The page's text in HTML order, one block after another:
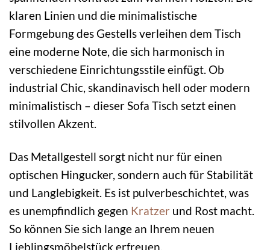
klaren Linien und die minimalistische
Formgebung des Gestells verleihen dem Tisch
eine moderne Note, die sich harmonisch in
verschiedene Einrichtungsstile einfügt. Ob
industrial Chic, skandinavisch hell oder modern
minimalistisch – dieser Sofa Tisch setzt einen
stilvollen Akzent.
Das Metallgestell sorgt nicht nur für einen
optischen Hingucker, sondern auch für Stabilität
und Langlebigkeit. Es ist pulverbeschichtet, was
es unempfindlich gegen Kratzer und Rost macht.
So können Sie sich lange an Ihrem neuen
Lieblingsmöbelstück erfreuen.